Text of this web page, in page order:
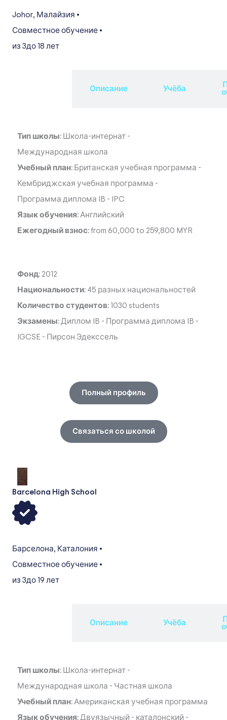
Johor, Малайзия •
Совместное обучение •
из 3до 18 лет
Описание Учёба
Тип школы: Школа-интернат -
Международная школа
Учебный план: Британская учебная программа -
Кембриджская учебная программа -
Программа диплома IB - IPC
Язык обучения: Английский
Ежегодный взнос: from 60,000 to 259,800 MYR
Фонд: 2012
Национальности: 45 разных национальностей
Количество студентов: 1030 students
Экзамены: Диплом IB - Программа диплома IB -
IGCSE - Пирсон Эдекссель
Полный профиль
Связаться со школой
Barcelona High School
Барселона, Каталония •
Совместное обучение •
из 3до 19 лет
Описание Учёба
Тип школы: Школа-интернат -
Международная школа - Частная школа
Учебный план: Американская учебная программа
Язык обучения: Двуязычный - каталонский -